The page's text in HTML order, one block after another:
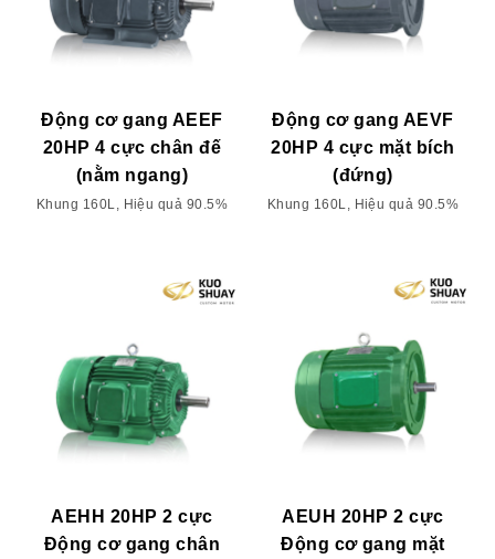
Động cơ gang AEEF
20HP 4 cực chân đế
(nằm ngang)
Khung 160L, Hiệu quả 90.5%
Động cơ gang AEVF
20HP 4 cực mặt bích
(đứng)
Khung 160L, Hiệu quả 90.5%
AEHH 20HP 2 cực
Động cơ gang chân
AEUH 20HP 2 cực
Động cơ gang mặt